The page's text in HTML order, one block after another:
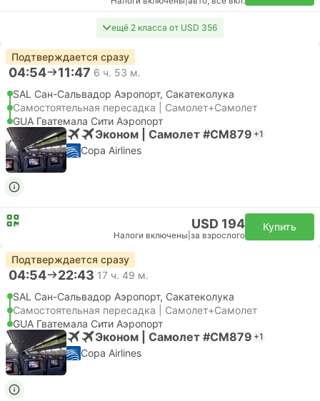
ещё 2 класса от USD 356
Подтверждается сразу
04:54 11:47 6 ч. 53 м.
SAL Сан-Сальвадор Аэропорт, Сакатеколука
Самостоятельная пересадка | Самолет+Самолет
GUA Гватемала Сити Аэропорт
Эконом | Самолет #CM879 +1
Copa Airlines
USD 194
Налоги включены за взрослого
Купить
Подтверждается сразу
04:54 22:43 17 ч. 49 м.
SAL Сан-Сальвадор Аэропорт, Сакатеколука
Самостоятельная пересадка | Самолет+Самолет
GUA Гватемала Сити Аэропорт
Эконом | Самолет #CM879 +1
Copa Airlines